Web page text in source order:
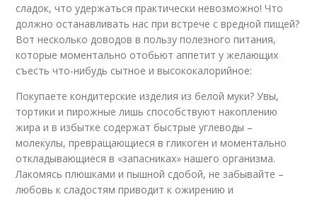
сладок, что удержаться практически невозможно! Что
должно останавливать нас при встрече с вредной пищей?
Вот несколько доводов в пользу полезного питания,
которые моментально отобьют аппетит у желающих
съесть что-нибудь сытное и высококалорийное:
Покупаете кондитерские изделия из белой муки? Увы,
тортики и пирожные лишь способствуют накоплению
жира и в избытке содержат быстрые углеводы –
молекулы, превращающиеся в гликоген и моментально
откладывающиеся в «запасниках» нашего организма.
Лакомясь плюшками и пышной сдобой, не забывайте –
любовь к сладостям приводит к ожирению и